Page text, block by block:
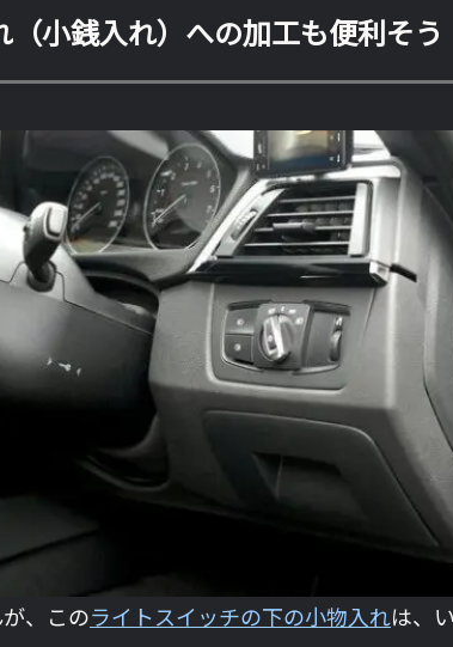
小銭入れ）への加工も便利そう
、このライトスイッチの下の小物入れは、